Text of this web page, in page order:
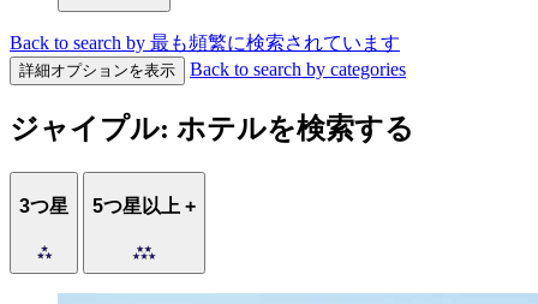
Back to search by 最も頻繁に検索されています
詳細オプションを表示 Back to search by categories
ジャイプル: ホテルを検索する
3つ星 5つ星以上 +